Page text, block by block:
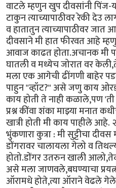
वाटले म्हणुन खुप दीवसांनी
टाकुन त्याच्यापाठीवर रेकी देउ
व हातातुन त्याच्यापाठीवर
दीवसाने मी हात फीरवत आहे
आवाज काढत होता.अचानक मी
घातली व मध्येच जोरात वर
मला एक आगेची ढींगणी बाहेर
पाहुन "व्हॉट?" असे जणु काय
काय होती ते नाही कळाले,पण
प्रश्न कींवा शंका माझ्या मनात
खात्री होती मी काय पाहीले आहे.
भुंकणारा कुत्रा : मी सुट्टीचा
डोंगरावर चालायला गेलो व
होतो.डोंगर उतरुन खाली
असे मला जाणवले,बघण्याचा
ऑरामधे होते,त्या ऑराने वेढले